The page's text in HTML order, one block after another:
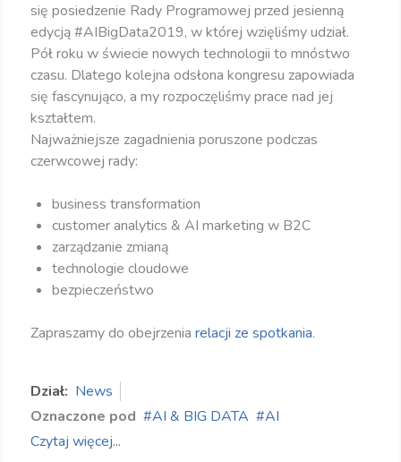
się posiedzenie Rady Programowej przed jesienną
edycją #AIBigData2019, w której wzięliśmy udział.
Pół roku w świecie nowych technologii to mnóstwo
czasu. Dlatego kolejna odsłona kongresu zapowiada
się fascynująco, a my rozpoczęliśmy prace nad jej
kształtem.
Najważniejsze zagadnienia poruszone podczas
czerwcowej rady:
business transformation
customer analytics & AI marketing w B2C
zarządzanie zmianą
technologie cloudowe
bezpieczeństwo
Zapraszamy do obejrzenia relacji ze spotkania.
Dział: News
Oznaczone pod
AI & BIG DATA
AI
Czytaj więcej...